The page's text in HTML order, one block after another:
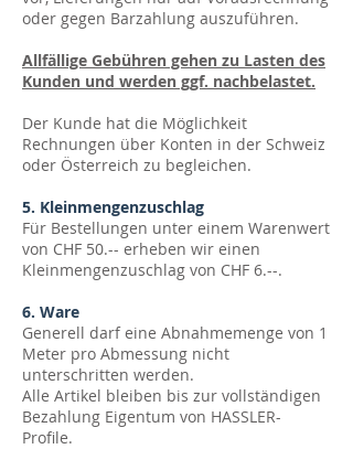
oder gegen Barzahlung auszuführen.
Allfällige Gebühren gehen zu Lasten des
Kunden und werden ggf. nachbelastet.
Der Kunde hat die Möglichkeit
Rechnungen über Konten in der Schweiz
oder Österreich zu begleichen.
5. Kleinmengenzuschlag
Für Bestellungen unter einem Warenwert
von CHF 50.-- erheben wir einen
Kleinmengenzuschlag von CHF 6.--.
6. Ware
Generell darf eine Abnahmemenge von 1
Meter pro Abmessung nicht
unterschritten werden.
Alle Artikel bleiben bis zur vollständigen
Bezahlung Eigentum von HASSLER-
Profile.